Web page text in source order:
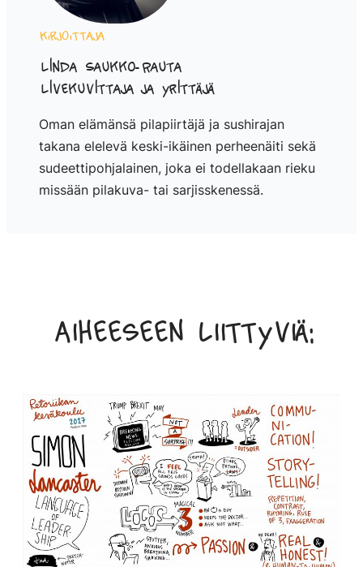
Kirjoittaja
Linda Saukko-Rauta
Livekuvittaja ja yrittäjä
Oman elämänsä pilapiirtäjä ja sushirajan
takana elelevä keski-ikäinen perheenäiti sekä
sudeettipohjalainen, joka ei todellakaan rieku
missään pilakuva- tai sarjisskenessä.
Aiheeseen liittyviä: